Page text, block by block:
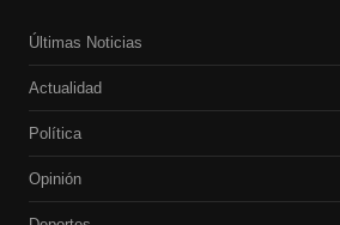
Últimas Noticias
Actualidad
Política
Opinión